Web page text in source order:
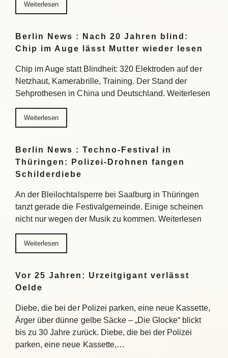
Weiterlesen
Berlin News : Nach 20 Jahren blind:
Chip im Auge lässt Mutter wieder lesen
Chip im Auge statt Blindheit: 320 Elektroden auf der
Netzhaut, Kamerabrille, Training. Der Stand der
Sehprothesen in China und Deutschland. Weiterlesen
Weiterlesen
Berlin News : Techno-Festival in
Thüringen: Polizei-Drohnen fangen
Schilderdiebe
An der Bleilochtalsperre bei Saalburg in Thüringen
tanzt gerade die Festivalgemeinde. Einige scheinen
nicht nur wegen der Musik zu kommen. Weiterlesen
Weiterlesen
Vor 25 Jahren: Urzeitgigant verlässt
Oelde
Diebe, die bei der Polizei parken, eine neue Kassette,
Ärger über dünne gelbe Säcke – „Die Glocke“ blickt
bis zu 30 Jahre zurück. Diebe, die bei der Polizei
parken, eine neue Kassette,…